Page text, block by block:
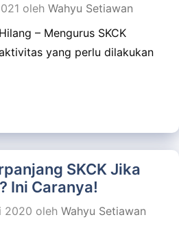
oleh Wahyu Setiawan
– Mengurus SKCK
yang perlu dilakukan
SKCK Jika
Ini Caranya!
2020 oleh Wahyu Setiawan